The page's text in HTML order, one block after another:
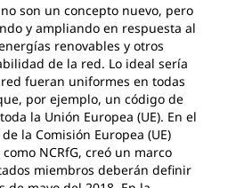
son un concepto nuevo, pero
y ampliando en respuesta al
renovables y otros
de la red. Lo ideal sería
fueran uniformes en todas
por ejemplo, un código de
la Unión Europea (UE). En el
la Comisión Europea (UE)
NCRfG, creó un marco
miembros deberán definir